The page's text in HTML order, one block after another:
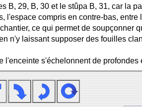
B, 29, B, 30 et le stûpa B, 31, car la
l'espace compris en contre-bas,
ce qui permet de soupçonner
n'y laissant supposer des fouilles
l'enceinte s'échelonnent de